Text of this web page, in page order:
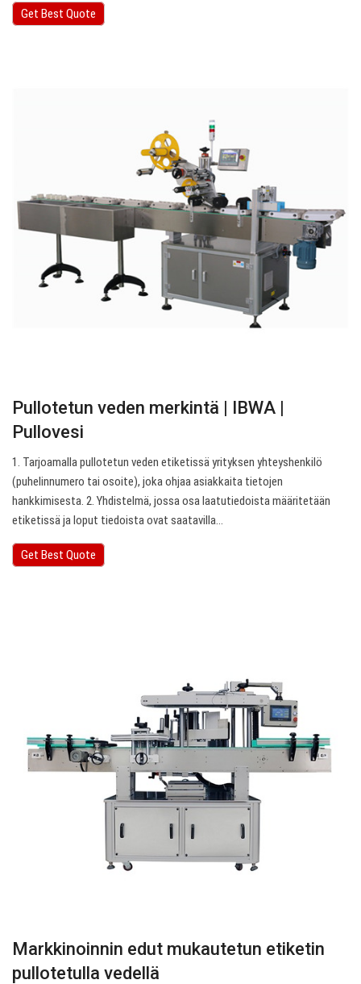
Get Best Quote
Pullotetun veden merkintä | IBWA |
Pullovesi
1. Tarjoamalla pullotetun veden etiketissä yrityksen yhteyshenkilö
(puhelinnumero tai osoite), joka ohjaa asiakkaita tietojen
hankkimisesta. 2. Yhdistelmä, jossa osa laatutiedoista määritetään
etiketissä ja loput tiedoista ovat saatavilla…
Get Best Quote
Markkinoinnin edut mukautetun etiketin
pullotetulla vedellä